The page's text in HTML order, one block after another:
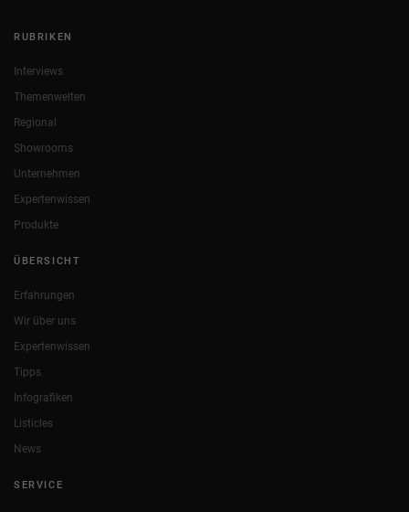
RUBRIKEN
Interviews
Themenwelten
Regional
Showrooms
Unternehmen
Expertenwissen
Produkte
ÜBERSICHT
Erfahrungen
Wir über uns
Expertenwissen
Tipps
Infografiken
Listicles
News
SERVICE